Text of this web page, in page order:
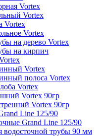
Vortex
Vortex
Vortex
Vortex
на дерево Vortex
на кирпич
Vortex
полоса Vortex
Vortex
Vortex 90гр
Vortex 90гр
Line 125/90
Grand Line 125/90
трубы 90 мм